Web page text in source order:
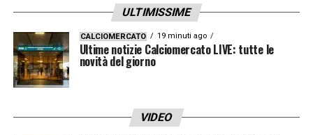
ULTIMISSIME
CALCIOMERCATO 19 minuti ago
Ultime notizie Calciomercato LIVE: tutte le
novità del giorno
VIDEO